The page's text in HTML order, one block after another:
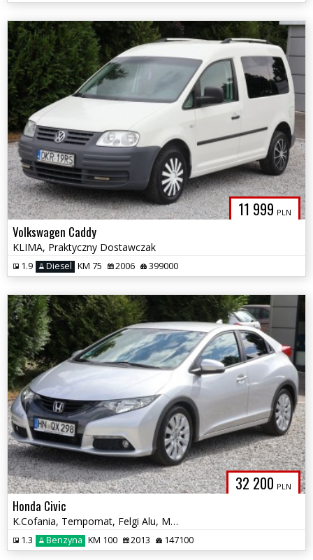
11 999 PLN
Volkswagen Caddy
KLIMA, Praktyczny Dostawczak
1.9 Diesel KM 75 2006 399000
32 200 PLN
Honda Civic
K.Cofania, Tempomat, Felgi Alu, Multif, Climatronic, El.Szyby, Zadbany
1.3 Benzyna KM 100 2013 147100